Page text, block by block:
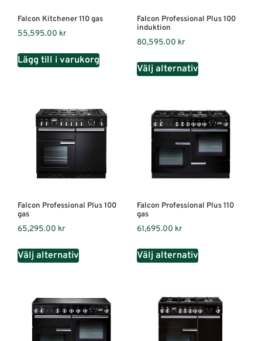
Falcon Kitchener 110 gas
55,595.00 kr
Lägg till i varukorg
Falcon Professional Plus 100
induktion
80,595.00 kr
Välj alternativ
Falcon Professional Plus 100
gas
65,295.00 kr
Välj alternativ
Falcon Professional Plus 110
gas
61,695.00 kr
Välj alternativ